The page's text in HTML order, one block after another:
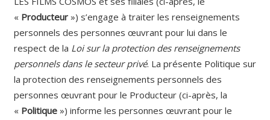
« Producteur») s’engage à traiter les renseignements
personnels des personnes œuvrant pour lui dans le
respect de la Loi sur la protection des renseignements
personnels dans le secteur privé. La présente Politique sur
la protection des renseignements personnels des
personnes œuvrant pour le Producteur (ci-après, la
« Politique») informe les personnes œuvrant pour le